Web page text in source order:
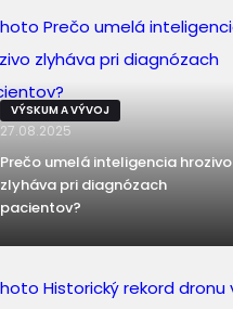
VÝSKUM A VÝVOJ
27.08.2025
Prečo umelá inteligencia hrozivo
zlyháva pri diagnózach
pacientov?